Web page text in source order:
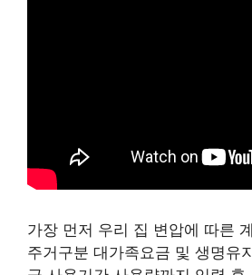
가장 먼저 우리 집 변압에 따른
주거구분 대가족요금 및 생명유